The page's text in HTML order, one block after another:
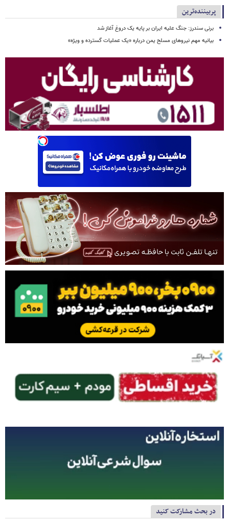
پربیننده‌ترین
برنی سندرز: جنگ علیه ایران بر پایه یک دروغ آغاز شد
بیانیه مهم نیروهای مسلح یمن درباره «یک عملیات گسترده و ویژه»
در بحث مشارکت کنید